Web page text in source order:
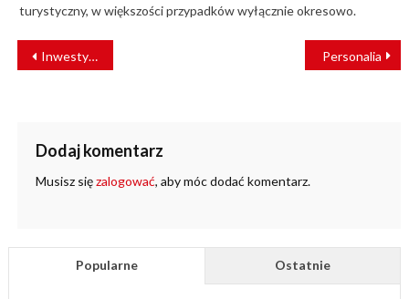
turystyczny, w większości przypadków wyłącznie okresowo.
NAWIGACJA
WPISU
Inwestycje infrastrukturalne i taborowe w budżecie 2014-20 Personalia
Dodaj komentarz
Musisz sięzalogować, aby móc dodać komentarz.
Popularne Ostatnie